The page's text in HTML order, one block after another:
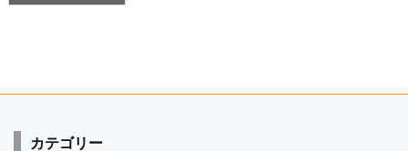
カテゴリー